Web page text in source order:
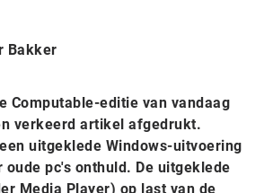
Bakker
Computable-editie van vandaag
verkeerd artikel afgedrukt.
uitgeklede Windows-uitvoering
pc's onthuld. De uitgeklede
Media Player) op last van de